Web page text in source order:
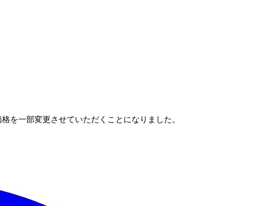
を一部変更させていただくことになりました。